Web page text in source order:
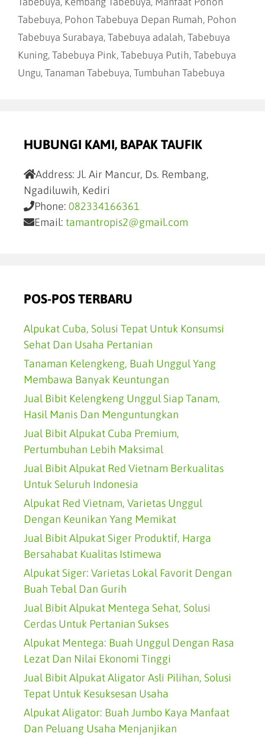
Tabebuya, Pohon Tabebuya Depan Rumah, Pohon
Tabebuya Surabaya, Tabebuya adalah, Tabebuya
Kuning, Tabebuya Pink, Tabebuya Putih, Tabebuya
Ungu, Tanaman Tabebuya, Tumbuhan Tabebuya
HUBUNGI KAMI, BAPAK TAUFIK
Address: Jl. Air Mancur, Ds. Rembang,
Ngadiluwih, Kediri
Phone: 082334166361
Email: tamantropis2@gmail.com
POS-POS TERBARU
Alpukat Cuba, Solusi Tepat Untuk Konsumsi
Sehat Dan Usaha Pertanian
Tanaman Kelengkeng, Buah Unggul Yang
Membawa Banyak Keuntungan
Jual Bibit Kelengkeng Unggul Siap Tanam,
Hasil Manis Dan Menguntungkan
Jual Bibit Alpukat Cuba Premium,
Pertumbuhan Lebih Maksimal
Jual Bibit Alpukat Red Vietnam Berkualitas
Untuk Seluruh Indonesia
Alpukat Red Vietnam, Varietas Unggul
Dengan Keunikan Yang Memikat
Jual Bibit Alpukat Siger Produktif, Harga
Bersahabat Kualitas Istimewa
Alpukat Siger: Varietas Lokal Favorit Dengan
Buah Tebal Dan Gurih
Jual Bibit Alpukat Mentega Sehat, Solusi
Cerdas Untuk Pertanian Sukses
Alpukat Mentega: Buah Unggul Dengan Rasa
Lezat Dan Nilai Ekonomi Tinggi
Jual Bibit Alpukat Aligator Asli Pilihan, Solusi
Tepat Untuk Kesuksesan Usaha
Alpukat Aligator: Buah Jumbo Kaya Manfaat
Dan Peluang Usaha Menjanjikan